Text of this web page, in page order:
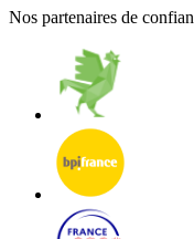
Nos partenaires de